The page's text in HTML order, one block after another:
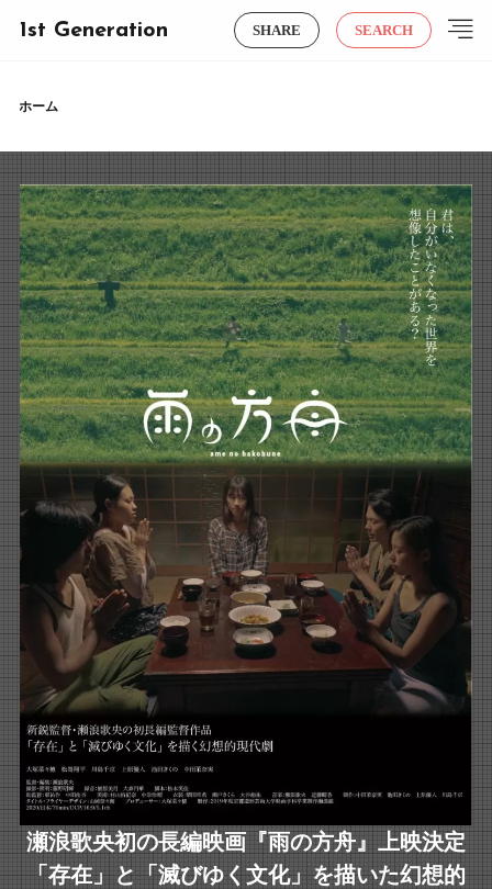
1st Generation SHARE SEARCH
ホーム
瀬浪歌央初の長編映画『雨の方舟』上映決定
「存在」と「滅びゆく文化」を描いた幻想的